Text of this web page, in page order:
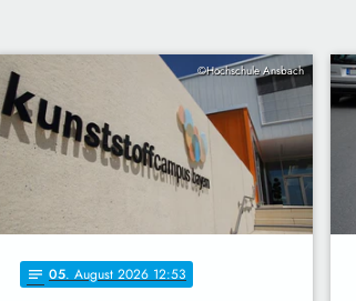
©Hochschule Ansbach
notes 05. August 2026 12:53